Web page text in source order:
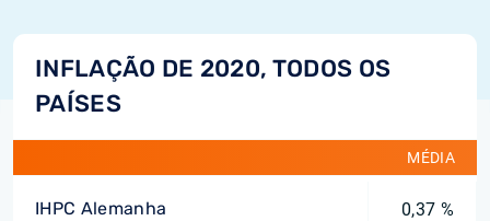
INFLAÇÃO DE 2020, TODOS OS
PAÍSES
MÉDIA
IHPC Alemanha 0,37 %